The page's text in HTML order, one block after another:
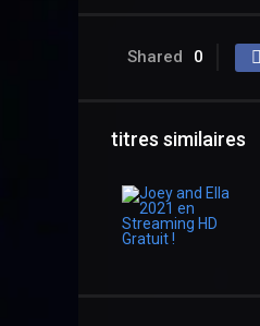
Shared 0
titres similaires